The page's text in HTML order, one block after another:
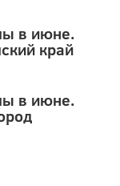
в июне.
край
в июне.